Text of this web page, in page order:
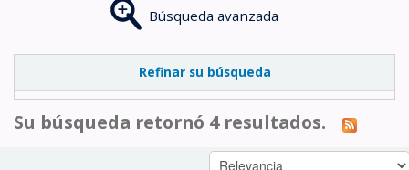
Búsqueda avanzada
Refinar su búsqueda
Su búsqueda retornó 4 resultados.